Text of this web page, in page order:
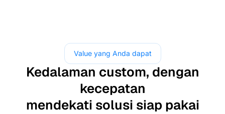
Value yang Anda dapat
Kedalaman custom, dengan
kecepatan
mendekati solusi siap pakai